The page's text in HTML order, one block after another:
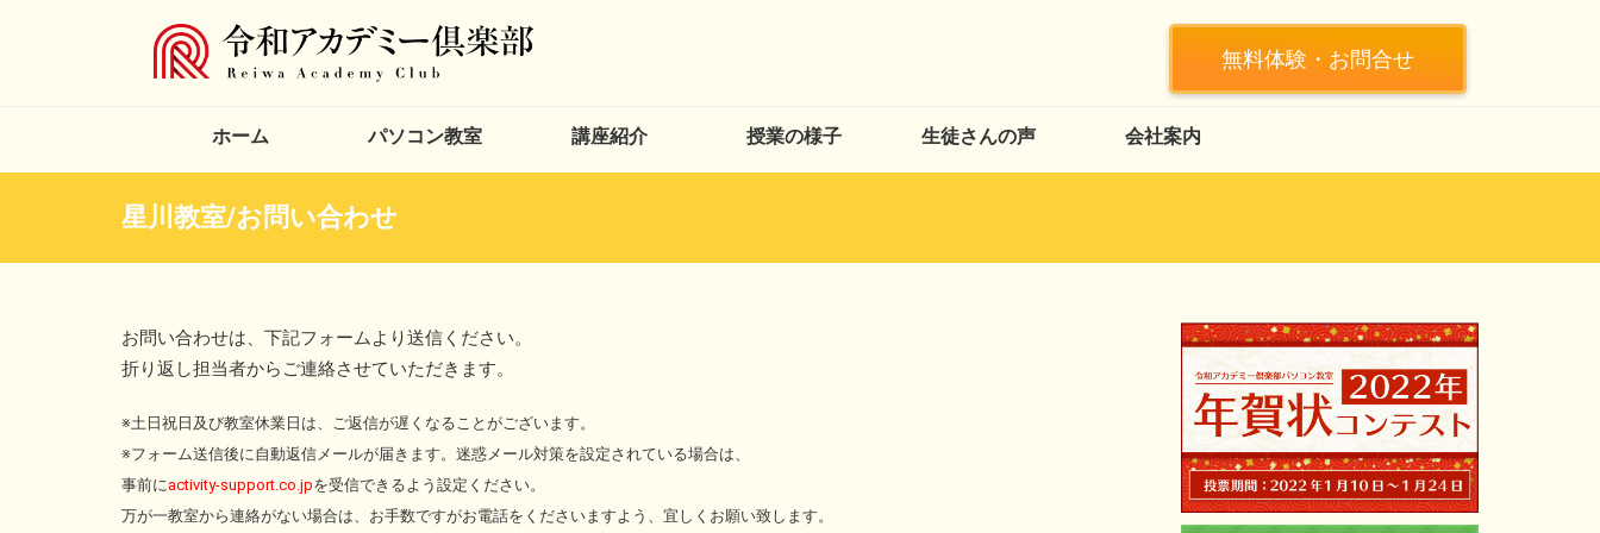
無料体験・お問合せ
ホーム パソコン教室 講座紹介 授業の様子 生徒さんの声 会社案内
星川教室/お問い合わせ
お問い合わせは、下記フォームより送信ください。
折り返し担当者からご連絡させていただきます。
※土日祝日及び教室休業日は、ご返信が遅くなることがございます。
※フォーム送信後に自動返信メールが届きます。迷惑メール対策を設定されている場合は、
事前にactivity-support.co.jpを受信できるよう設定ください。
万が一教室から連絡がない場合は、お手数ですがお電話をくださいますよう、宜しくお願い致します。